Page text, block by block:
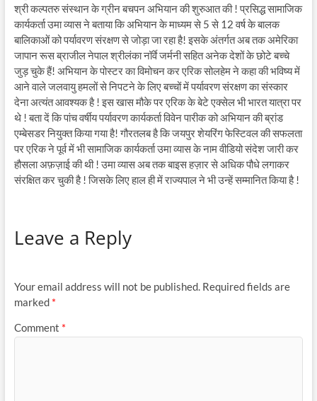
श्री कल्पतरु संस्थान के ग्रीन बचपन अभियान की शुरुआत की ! प्रसिद्ध सामाजिक
कार्यकर्ता उमा व्यास ने बताया कि अभियान के माध्यम से 5 से 12 वर्ष के बालक
बालिकाओं को पर्यावरण संरक्षण से जोड़ा जा रहा है! इसके अंतर्गत अब तक अमेरिका
जापान रूस ब्राजील नेपाल श्रीलंका नॉर्वे जर्मनी सहित अनेक देशों के छोटे बच्चे
जुड़ चुके हैं! अभियान के पोस्टर का विमोचन कर एरिक सोलहेम ने कहा की भविष्य में
आने वाले जलवायु हमलों से निपटने के लिए बच्चों में पर्यावरण संरक्षण का संस्कार
देना अत्यंत आवश्यक है ! इस खास मौके पर एरिक के बेटे एक्सेल भी भारत यात्रा पर
थे ! बता दें कि पांच वर्षीय पर्यावरण कार्यकर्ता विवेन पारीक को अभियान की ब्रांड
एम्बेसडर नियुक्त किया गया है! गौरतलब है कि जयपुर शेयरिंग फेस्टिवल की सफलता
पर एरिक ने पूर्व में भी सामाजिक कार्यकर्ता उमा व्यास के नाम वीडियो संदेश जारी कर
हौसला अफ़ज़ाई की थी ! उमा व्यास अब तक बाइस हज़ार से अधिक पौधे लगाकर
संरक्षित कर चुकी है ! जिसके लिए हाल ही में राज्यपाल ने भी उन्हें सम्मानित किया है !
Leave a Reply
Your email address will not be published. Required fields are
marked *
Comment *